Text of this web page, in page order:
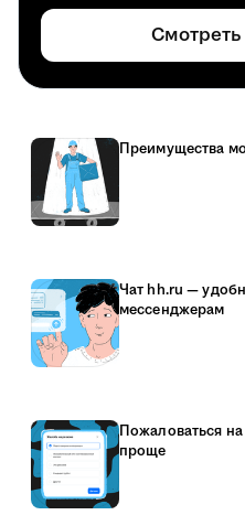
Смотреть
Преимущества
Чат hh.ru —
мессенджерам
Пожаловаться
проще